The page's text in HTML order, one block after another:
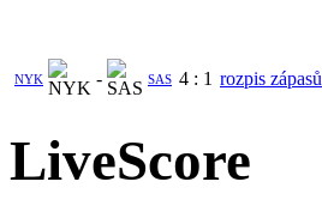
NYK - SAS 4 : 1 rozpis zápasů
LiveScore